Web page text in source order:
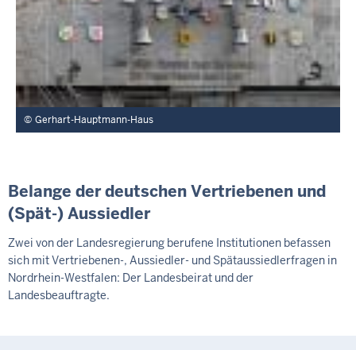
Gerhart-Hauptmann-Haus
Belange der deutschen Vertriebenen und
(Spät-) Aussiedler
Zwei von der Landesregierung berufene Institutionen befassen
sich mit Vertriebenen-, Aussiedler- und Spätaussiedlerfragen in
Nordrhein-Westfalen: Der Landesbeirat und der
Landesbeauftragte.